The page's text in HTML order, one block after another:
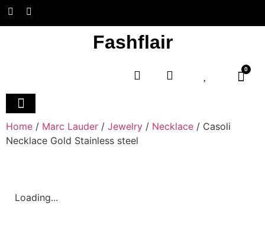
Fashflair
0
Home / Marc Lauder / Jewelry / Necklace / Casoli
Necklace Gold Stainless steel
Loading...